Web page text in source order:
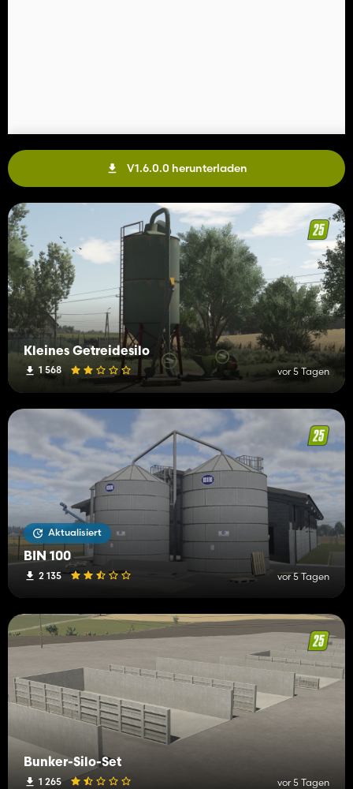
V1.6.0.0 herunterladen
Kleines Getreidesilo
1 568 vor 5 Tagen
Aktualisiert
BIN 100
2 135 vor 5 Tagen
Bunker-Silo-Set
1 265 vor 5 Tagen